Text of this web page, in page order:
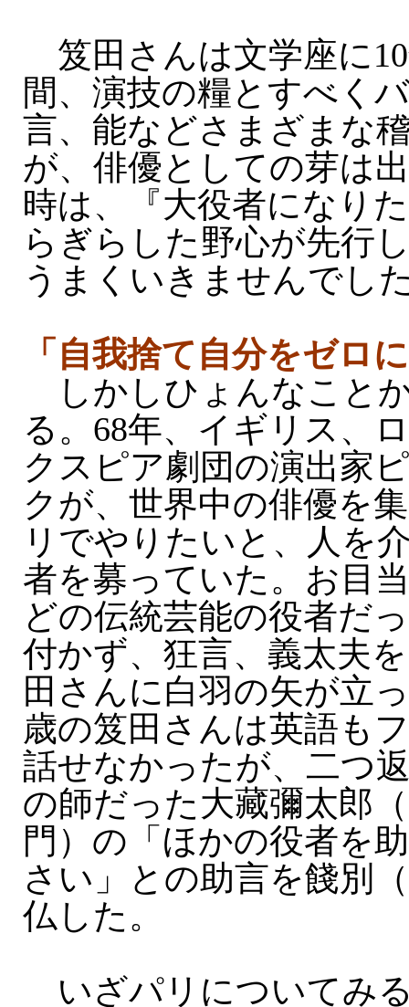
笈田さんは文学座に
間、演技の糧とすべく
言、能などさまざまな
が、俳優としての芽は
時は、『大役者になり
らぎらした野心が先行
うまくいきませんでし
「自我捨て自分をゼロ
しかしひょんなこと
る。68年、イギリス、
クスピア劇団の演出家
クが、世界中の俳優を
リでやりたいと、人を
者を募っていた。お目
どの伝統芸能の役者だ
付かず、狂言、義太夫
田さんに白羽の矢が立
歳の笈田さんは英語も
話せなかったが、二つ
の師だった大藏彌太郎
門）の「ほかの役者を
さい」との助言を餞別
仏した。
いざパリについてみ